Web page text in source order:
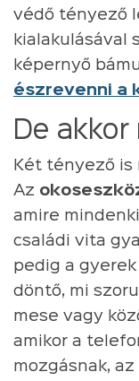
védő tényező
kialakulásával
képernyő
észrevenni a
De akkor
Két tényező is
Az
amire
családi vita
pedig a
döntő, mi
mese vagy
amikor a
mozgásnak,